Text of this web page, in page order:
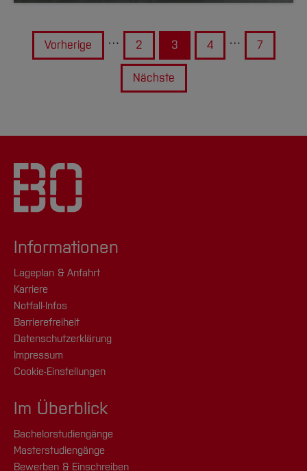
Vorherige … 2 3 4 … 7
Nächste
Informationen
Lageplan & Anfahrt
Karriere
Notfall-Infos
Barrierefreiheit
Datenschutzerklärung
Impressum
Cookie-Einstellungen
Im Überblick
Bachelorstudiengänge
Masterstudiengänge
Bewerben & Einschreiben